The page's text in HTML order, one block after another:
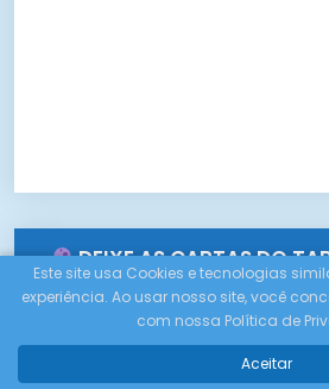
DEIXE AS CARTAS DO
SEU
Você está em busca de
questões importantes em sua
Este site usa Cookies e tecnologias
experiência. Ao usar nosso site, você
com nossa Política de
Aceitar